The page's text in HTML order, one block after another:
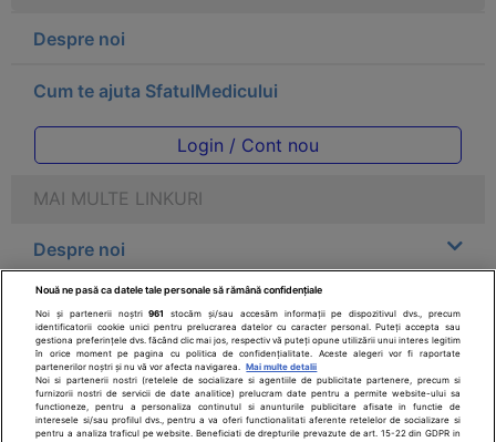
Despre noi
Cum te ajuta SfatulMedicului
Login / Cont nou
MAI MULTE LINKURI
Despre noi
Legal
Drepturile consumatorului
Parteneri
Nouă ne pasă ca datele tale personale să rămână confidențiale
Noi și partenerii noștri961
stocăm și/sau accesăm informații pe dispozitivul dvs., precum
identificatorii cookie unici pentru prelucrarea datelor cu caracter personal. Puteți accepta sau
gestiona preferințele dvs. făcând clic mai jos, respectiv vă puteți opune utilizării unui interes legitim
în orice moment pe pagina cu politica de confidențialitate. Aceste alegeri vor fi raportate
partenerilor noștri și nu vă vor afecta navigarea.
Mai multe detalii
Noi si partenerii nostri (retelele de socializare si agentiile de publicitate partenere, precum si
furnizorii nostri de servicii de date analitice) prelucram date pentru a permite website-ului sa
functioneze, pentru a personaliza continutul si anunturile publicitare afisate in functie de
interesele si/sau profilul dvs., pentru a va oferi functionalitati aferente retelelor de socializare si
pentru a analiza traficul pe website. Beneficiati de drepturile prevazute de art. 15-22 din GDPR in